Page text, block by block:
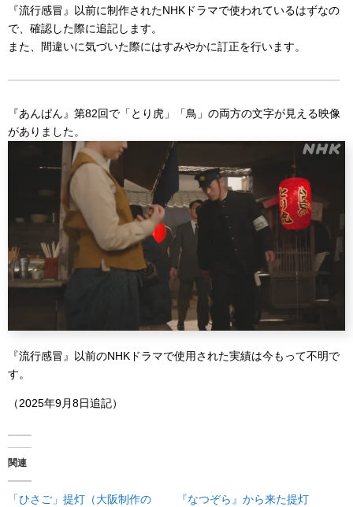
『流行感冒』以前に制作されたNHKドラマで使われているはずなの
で、確認した際に追記します。
また、間違いに気づいた際にはすみやかに訂正を行います。
『あんぱん』第82回で「とり虎」「鳥」の両方の文字が見える映像
がありました。
『流行感冒』以前のNHKドラマで使用された実績は今もって不明で
す。
（2025年9月8日追記）
関連
「ひさご」提灯（大阪制作の
『なつぞら』から来た提灯